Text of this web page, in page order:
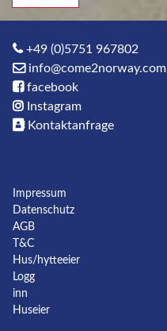
+49 (0)5751 967802
info@come2norway.com
facebook
Instagram
Kontaktanfrage
Impressum
Datenschutz
AGB
T&C
Hus/hytteeier
Logg
inn
Huseier